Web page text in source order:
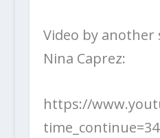
Video by another
Nina Caprez:
https://